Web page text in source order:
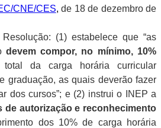
CNE/CES,de 18 de dezembro de
(1) estabelece que “as
devem compor, no mínimo, 10%
da carga horária curricular
graduação, as quais deverão fazer
dos cursos”; e (2) instrui o INEP a
de autorização e reconhecimento
dos 10% de carga horária